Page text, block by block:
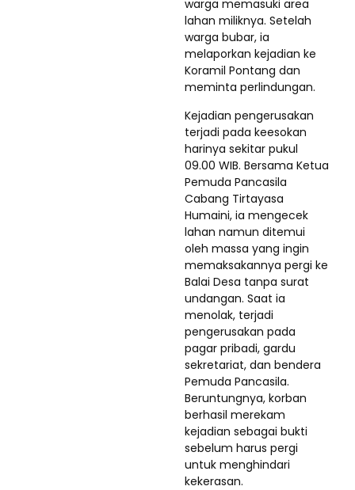
warga memasuki area
lahan miliknya. Setelah
warga bubar, ia
melaporkan kejadian ke
Koramil Pontang dan
meminta perlindungan.
Kejadian pengerusakan
terjadi pada keesokan
harinya sekitar pukul
09.00 WIB. Bersama Ketua
Pemuda Pancasila
Cabang Tirtayasa
Humaini, ia mengecek
lahan namun ditemui
oleh massa yang ingin
memaksakannya pergi ke
Balai Desa tanpa surat
undangan. Saat ia
menolak, terjadi
pengerusakan pada
pagar pribadi, gardu
sekretariat, dan bendera
Pemuda Pancasila.
Beruntungnya, korban
berhasil merekam
kejadian sebagai bukti
sebelum harus pergi
untuk menghindari
kekerasan.